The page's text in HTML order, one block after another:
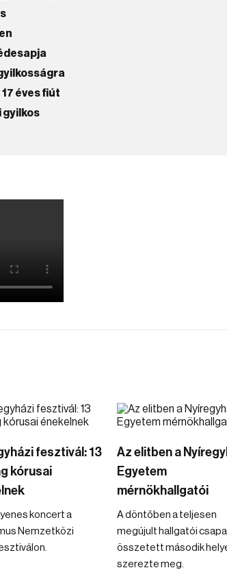
éves fiút
gyilkos
fesztivál: 13
kórusai
koncert a
Nemzetközi
Az elitben a
Egyetem
mérnökhallgatói
A döntőben a teljesen
megújult hallgatói
összetett második
szerezte meg.